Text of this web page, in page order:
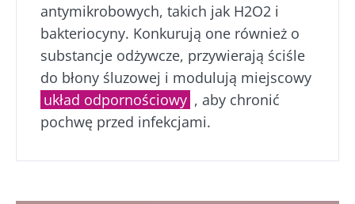
antymikrobowych, takich jak H2O2 i
bakteriocyny. Konkurują one również o
substancje odżywcze, przywierają ściśle
do błony śluzowej i modulują miejscowy
układ odpornościowy , aby chronić
pochwę przed infekcjami.